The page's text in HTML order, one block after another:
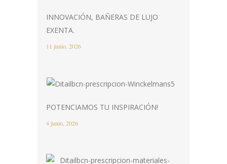
INNOVACIÓN, BAÑERAS DE LUJO
EXENTA.
11 junio, 2026
POTENCIAMOS TU INSPIRACIÓN!
4 junio, 2026